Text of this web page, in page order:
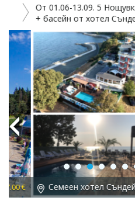
От 01.06-13.09. 5 Нощувки на
+ басейн от хотел
Семеен хотел Съндей 3*,
Previous